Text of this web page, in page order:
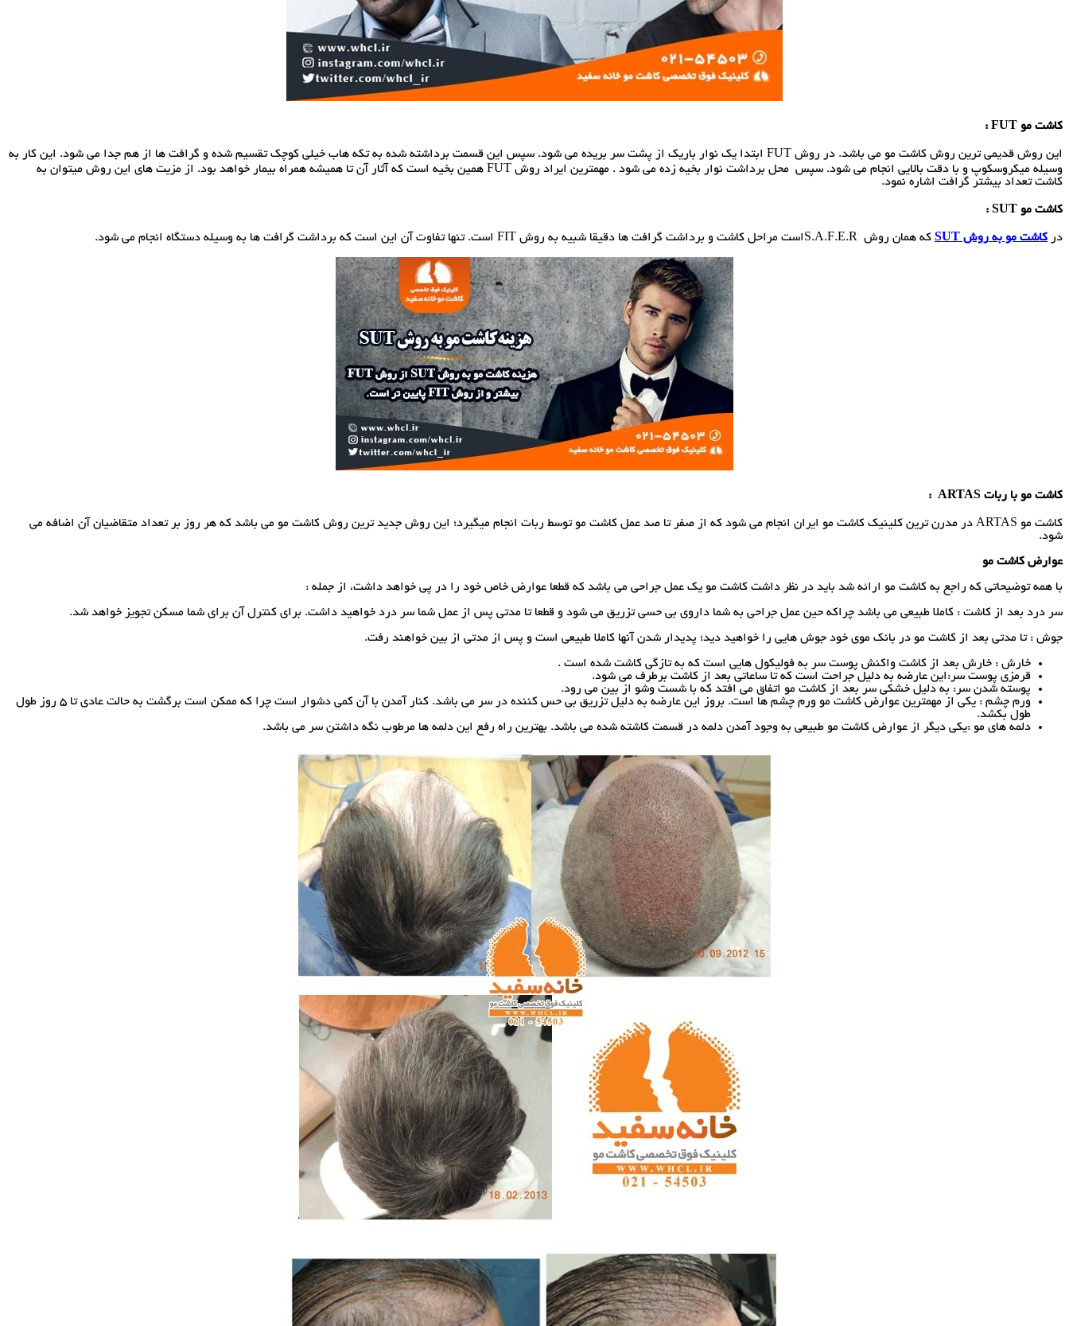
کاشت مو FUT
:
این روش قدیمی ترین روش کاشت مو می باشد. در روش FUT ابتدا یک نوار باریک از پشت سر بریده می شود. سپس این قسمت برداشته شده به تکه هاب خیلی کوچک تقسیم شده و گرافت ها از هم جدا می شود. این کار به
وسیله میکروسکوپ و با دقت بالایی انجام می شود. سپس محل برداشت نوار بخیه زده می شود . مهمترین ایراد روش FUT همین بخیه است که آثار آن تا همیشه همراه بیمار خواهد بود. از مزیت های این روش میتوان به
کاشت تعداد بیشتر گرافت اشاره نمود.
کاشت مو SUT
:
در کاشت مو به روش SUT که همان روش S.A.F.E.Rاست مراحل کاشت و برداشت گرافت ها دقیقا شبیه به روش FIT است. تنها تفاوت آن این است که برداشت گرافت ها به وسیله دستگاه انجام می شود.
کاشت مو با ربات ARTAS
:
کاشت مو ARTAS در مدرن ترین کلینیک کاشت مو ایران انجام می شود که از صفر تا صد عمل کاشت مو توسط ربات انجام میگیرد؛ این روش جدید ترین روش کاشت مو می باشد که هر روز بر تعداد متقاضیان آن اضافه می
شود.
عوارض کاشت مو
با همه توضیحاتی که راجع به کاشت مو ارائه شد باید در نظر داشت کاشت مو یک عمل جراحی می باشد که قطعا عوارض خاص خود را در پی خواهد داشت، از جمله :
سر درد بعد از کاشت : کاملا طبیعی می باشد چراکه حین عمل جراحی به شما داروی بی حسی تزریق می شود و قطعا تا مدتی پس از عمل شما سر درد خواهید داشت. برای کنترل آن برای شما مسکن تجویز خواهد شد.
جوش : تا مدتی بعد از کاشت مو در بانک موی خود جوش هایی را خواهید دید؛ پدیدار شدن آنها کاملا طبیعی است و پس از مدتی از بین خواهند رفت.
خارش : خارش بعد از کاشت واکنش پوست سر به فولیکول هایی است که به تازگی کاشت شده است .
قرمزی پوست سر:این عارضه به دلیل جراحت است که تا ساعاتی بعد از کاشت برطرف می شود.
پوسته شدن سر: به دلیل خشکی سر بعد از کاشت مو اتفاق می افتد که با شست وشو از بین می رود.
ورم چشم : یکی از مهمترین عوارض کاشت مو ورم چشم ها است. بروز این عارضه به دلیل تزریق بی حس کننده در سر می باشد. کنار آمدن با آن کمی دشوار است چرا که ممکن است برگشت به حالت عادی تا 5 روز طول
طول بکشد.
دلمه های مو :یکی دیگر از عوارض کاشت مو طبیعی به وجود آمدن دلمه در قسمت کاشته شده می باشد. بهترین راه رفع این دلمه ها مرطوب نگه داشتن سر می باشد.